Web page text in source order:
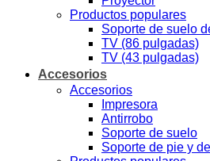
Productos populares
Soporte de suelo
TV (86 pulgadas)
TV (43 pulgadas)
Accesorios
Accesorios
Impresora
Antirrobo
Soporte de suelo
Soporte de pie y